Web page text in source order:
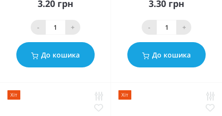
3.20 грн
- +
До кошика
3.30 грн
- +
До кошика
Хіт Хіт